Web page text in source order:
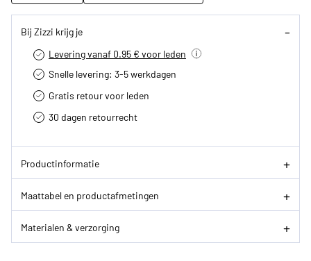
Bij Zizzi krijg je
Levering vanaf 0.95 € voor leden
Snelle levering: 3-5 werkdagen
Gratis retour voor leden
30 dagen retourrecht­
Productinformatie
Maattabel en productafmetingen
Materialen & verzorging